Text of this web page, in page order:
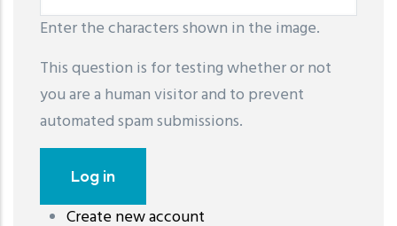
Enter the characters shown in the image.
This question is for testing whether or not
you are a human visitor and to prevent
automated spam submissions.
Create new account